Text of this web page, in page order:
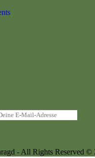
- All Rights Reserved ©